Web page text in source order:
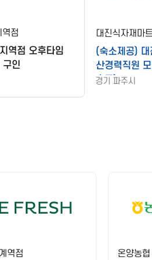
점
역점 오후타임
구인
대진식자재마
(숙소제공)
산경력직원
휴무)
경기 파주시
역점
온양농